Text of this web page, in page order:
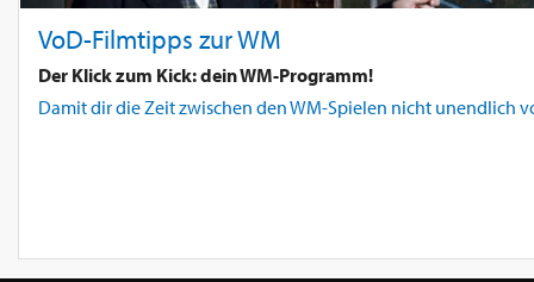
VoD-Filmtipps zur WM
Der Klick zum Kick: dein WM-Programm!
Damit dir die Zeit zwischen den WM-Spielen nicht unendlich